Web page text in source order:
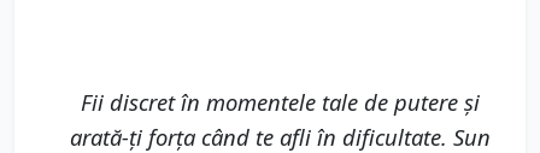
Fii discret în momentele tale de putere și
arată-ți forța când te afli în dificultate. Sun